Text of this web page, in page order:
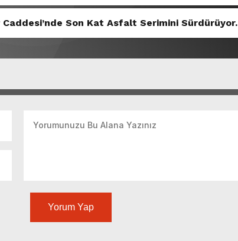
Son Kat Asfalt Serimini Sürdürüyor.
Yorum Yap